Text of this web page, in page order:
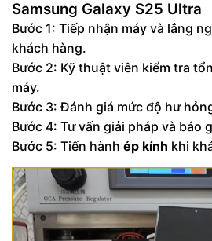
Samsung Galaxy S25 Ultra
Bước 1: Tiếp nhận máy và lắng
khách hàng.
Bước 2: Kỹ thuật viên kiểm tra
máy.
Bước 3: Đánh giá mức độ hư
Bước 4: Tư vấn giải pháp và báo
Bước 5: Tiến hành ép kính khi